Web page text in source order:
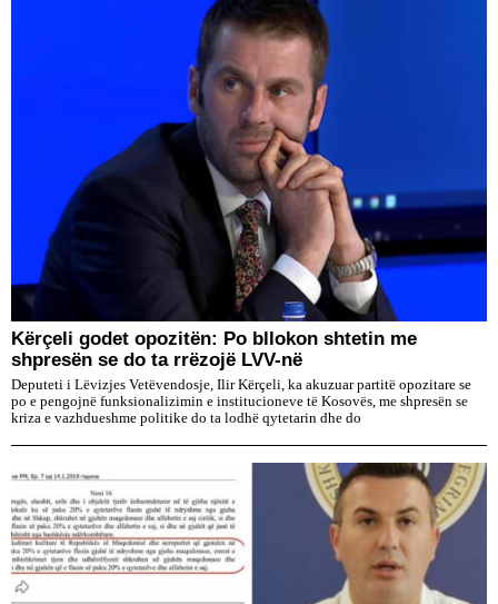
Kërçeli godet opozitën: Po bllokon shtetin me
shpresën se do ta rrëzojë LVV-në
Deputeti i Lëvizjes Vetëvendosje, Ilir Kërçeli, ka akuzuar partitë opozitare se
po e pengojnë funksionalizimin e institucioneve të Kosovës, me shpresën se
kriza e vazhdueshme politike do ta lodhë qytetarin dhe do